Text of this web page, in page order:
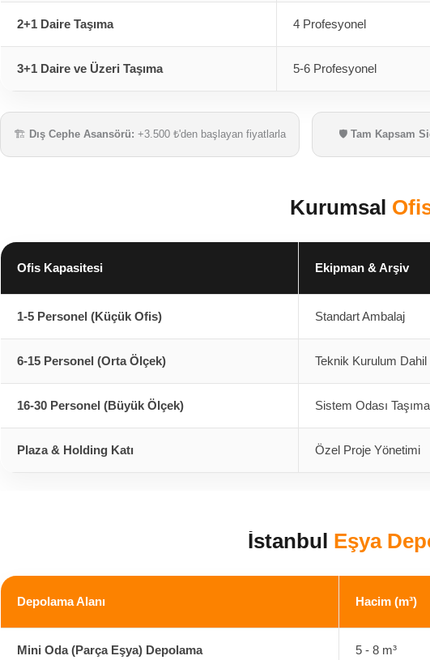
2+1 Daire Taşıma 4 Profesyonel
3+1 Daire ve Üzeri Taşıma 5-6 Profesyonel
🏗️ Dış Cephe Asansörü: +3.500 ₺'den başlayan fiyatlarla 🛡️ Tam Kapsam
Kurumsal
Ofis Kapasitesi Ekipman & Arşiv
1-5 Personel (Küçük Ofis) Standart Ambalaj
6-15 Personel (Orta Ölçek) Teknik Kurulum Dahil
16-30 Personel (Büyük Ölçek) Sistem Odası
Plaza & Holding Katı Özel Proje Yönetimi
İstanbul Eşya
Depolama Alanı Hacim (m³)
Mini Oda (Parça Eşya) Depolama 5 - 8 m³